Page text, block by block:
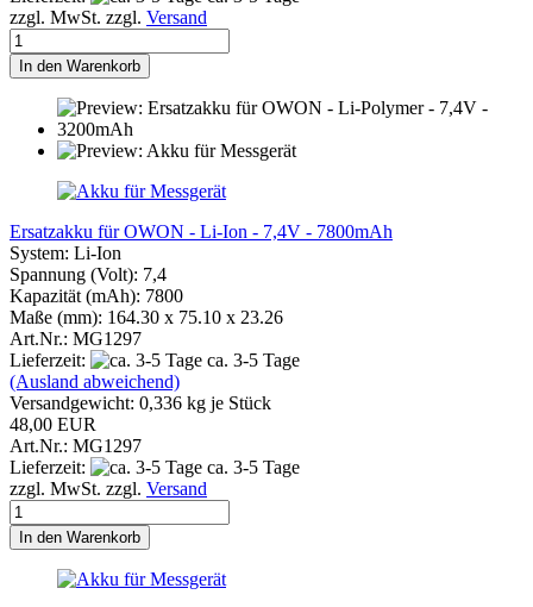
zzgl. MwSt. zzgl. Versand
In den Warenkorb
Ersatzakku für OWON - Li-Ion - 7,4V - 7800mAh
System: Li-Ion
Spannung (Volt): 7,4
Kapazität (mAh): 7800
Maße (mm): 164.30 x 75.10 x 23.26
Art.Nr.: MG1297
Lieferzeit:
ca. 3-5 Tage
(Ausland abweichend)
Versandgewicht: 0,336 kg je Stück
48,00 EUR
Art.Nr.: MG1297
Lieferzeit:
ca. 3-5 Tage
zzgl. MwSt. zzgl. Versand
In den Warenkorb